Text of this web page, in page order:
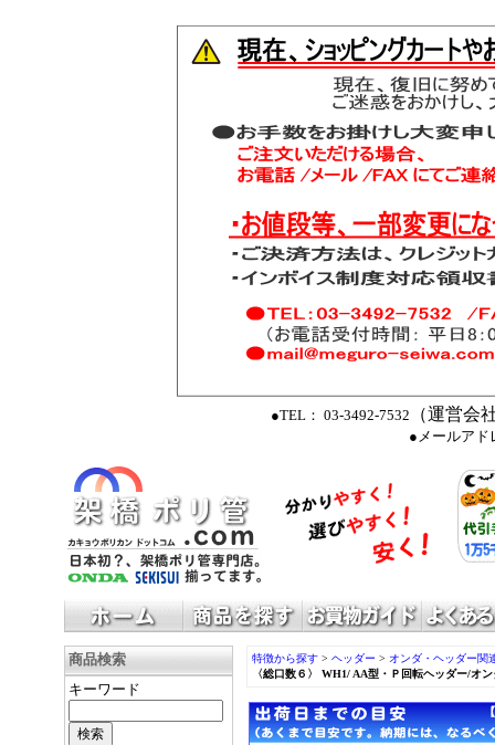
●TEL： 03-3492-7532 （運営会
●メールアド
商品検索
キーワード
特徴から探す> ヘッダー > オンダ・ヘッダー関
〈総口数６〉 WH1/ AA型・Ｐ回転ヘッダー/オン